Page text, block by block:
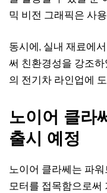
믹 비전 그래픽은 사
동시에, 실내 재료에
써 친환경성을 강조
의 전기차 라인업에
노이어 클라
출시 예정
노이어 클라쎄는 파
모터를 접목함으로